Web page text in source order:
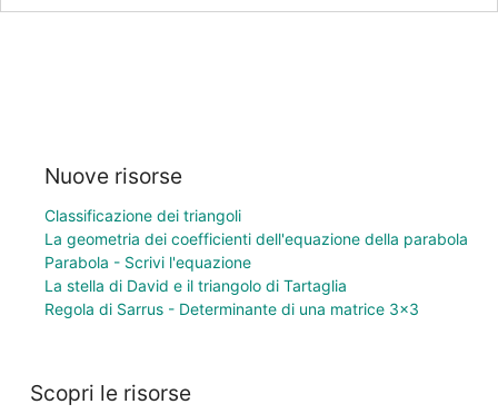
Nuove risorse
Classificazione dei triangoli
La geometria dei coefficienti dell'equazione della parabola
Parabola - Scrivi l'equazione
La stella di David e il triangolo di Tartaglia
Regola di Sarrus - Determinante di una matrice 3×3
Scopri le risorse